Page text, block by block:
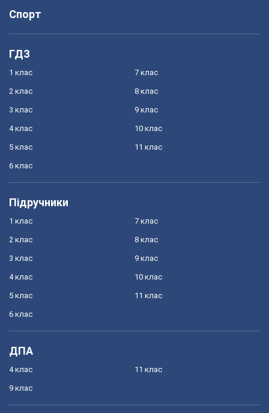
Спорт
ГДЗ
1 клас
2 клас
3 клас
4 клас
5 клас
6 клас
7 клас
8 клас
9 клас
10 клас
11 клас
Підручники
1 клас
2 клас
3 клас
4 клас
5 клас
6 клас
7 клас
8 клас
9 клас
10 клас
11 клас
ДПА
4 клас
9 клас
11 клас